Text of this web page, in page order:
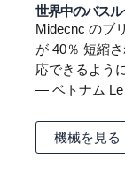
世界中のバス
Midecnc のブ
が 40％ 短縮
応できるよう
— ベトナム Le
機械を見る